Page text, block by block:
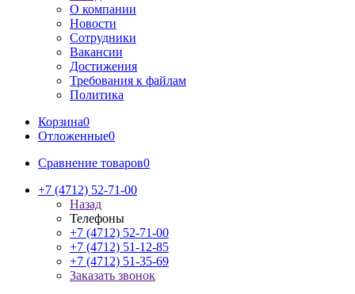
О компании
Новости
Сотрудники
Вакансии
Достижения
Требования к файлам
Политика
Корзина0
Отложенные0
Сравнение товаров0
+7 (4712) 52-71-00
Назад
Телефоны
+7 (4712) 52-71-00
+7 (4712) 51-12-85
+7 (4712) 51-35-69
Заказать звонок